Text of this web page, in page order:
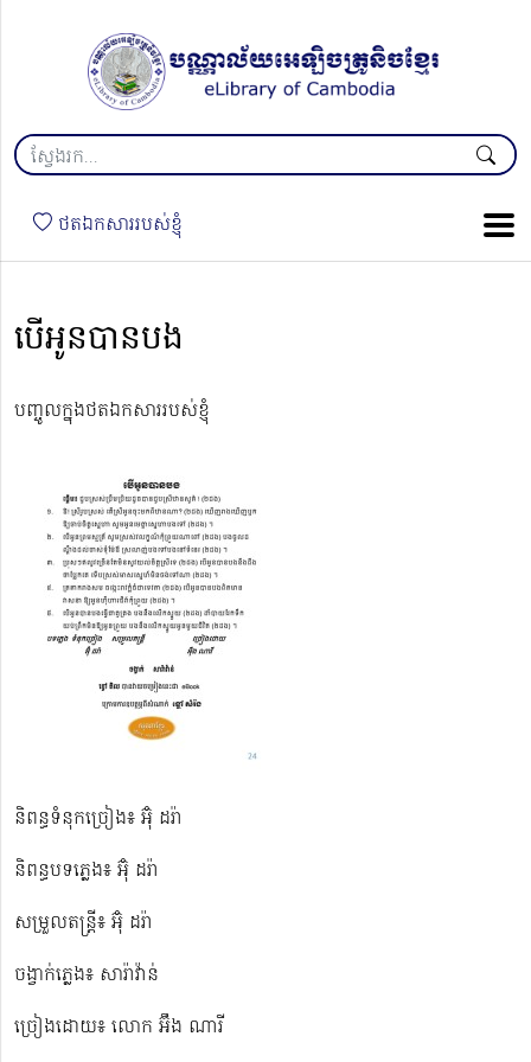
ថតឯកសាររបស់ខ្ញុំ
បើអូនបានបង
បញ្ចូលក្នុងថតឯកសាររបស់ខ្ញុំ
និពន្ធទំនុកច្រៀង៖ អ៊ុំ ដរ៉ា
និពន្ធបទភ្លេង៖ អ៊ុំ ដរ៉ា
សម្រួលតន្ត្រី៖ អ៊ុំ ដរ៉ា
ចង្វាក់ភ្លេង៖ សារ៉ាវ៉ាន់
ច្រៀងដោយ៖ លោក អ៊ឹង ណារី